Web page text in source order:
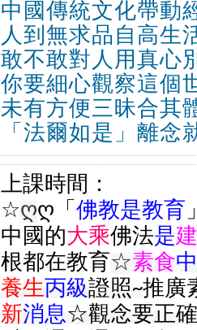
中國傳統文化帶動
人到無求品自高生
敢不敢對人用真心
你要細心觀察這個
未有方便三昧合其
「法爾如是」離念
上課時間：
☆ღღ「 佛教是教育
中國的大乘佛法是
根都在教育☆素食
養生丙級證照~推廣
新消息☆觀念要正